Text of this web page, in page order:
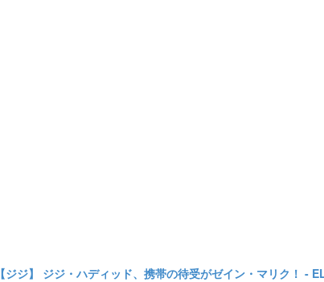
【ジジ】 ジジ・ハディッド、携帯の待受がゼイン・マリク！ -